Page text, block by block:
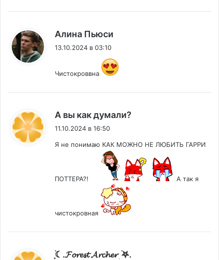
Алина Пьюси
13.10.2024 в 03:10
Чистокроввна
А вы как думали?
11.10.2024 в 16:50
Я не понимаю КАК МОЖНО НЕ ЛЮБИТЬ ГАРРИ
ПОТТЕРА?! А так я
чистокровная
ִֶָ࣪☾.𝓕𝓸𝓻𝓮𝓼𝓽 𝓐𝓻𝓬𝓱𝓮𝓻 ִ ࣪𖤐.